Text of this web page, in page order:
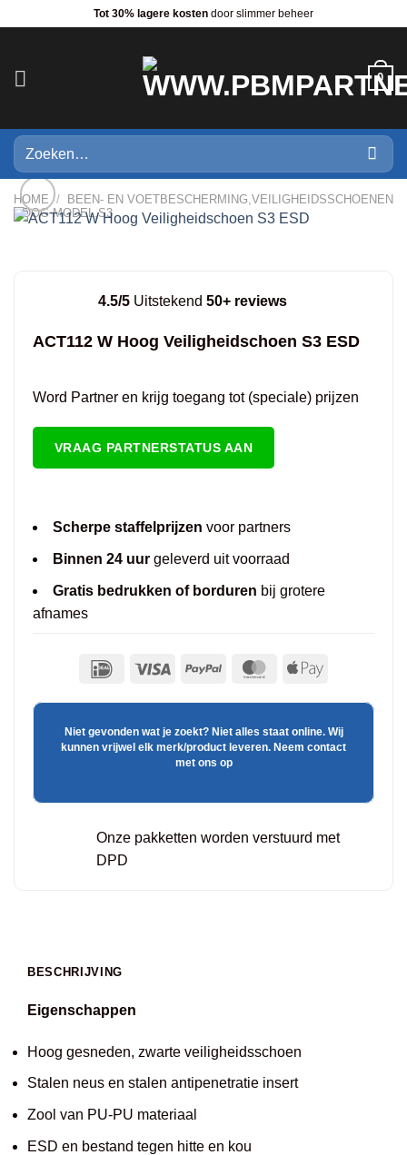
Tot 30% lagere kosten door slimmer beheer
0
Zoeken
naar:
HOME /
BEEN- EN VOETBESCHERMING,VEILIGHEIDSSCHOENEN
HOOG MODEL,S3
4.5/5 Uitstekend 50+ reviews
ACT112 W Hoog Veiligheidschoen S3 ESD
Word Partner en krijg toegang tot (speciale) prijzen
VRAAG PARTNERSTATUS AAN
Scherpe staffelprijzen voor partners
Binnen 24 uurgeleverd uit voorraad
Gratis bedrukken of borduren bij grotere
afnames
Niet gevonden wat je zoekt? Niet alles staat online. Wij
kunnen vrijwel elk merk/product leveren. Neem contact
met ons op
Onze pakketten worden verstuurd met
DPD
BESCHRIJVING
Eigenschappen
Hoog gesneden, zwarte veiligheidsschoen
Stalen neus en stalen antipenetratie insert
Zool van PU-PU materiaal
ESD en bestand tegen hitte en kou